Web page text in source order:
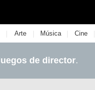
| Arte | Música | Cine |
de director.